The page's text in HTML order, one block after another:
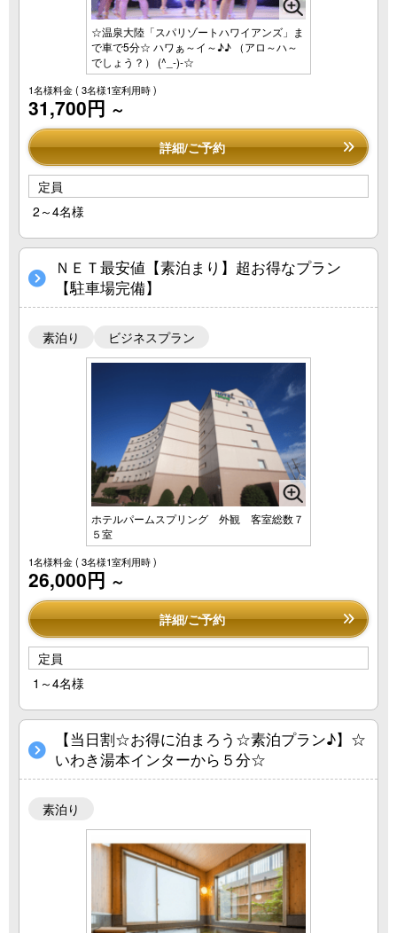
☆温泉大陸「スパリゾートハワイアンズ」ま
で車で5分☆ ハワぁ～イ～♪♪ （アロ～ハ～
でしょう？） (^_-)-☆
1名様料金( 3名様1室利用時 )
31,700円 ～
詳細/ご予約
定員
2～4名様
ＮＥＴ最安値【素泊まり】超お得なプラン
【駐車場完備】
素泊り ビジネスプラン
ホテルパームスプリング 外観 客室総数７
５室
1名様料金( 3名様1室利用時 )
26,000円 ～
詳細/ご予約
定員
1～4名様
【当日割☆お得に泊まろう☆素泊プラン♪】☆
いわき湯本インターから５分☆
素泊り